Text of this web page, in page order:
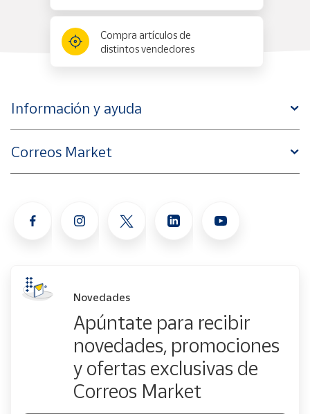
Compra artículos de
distintos vendedores
Información y ayuda
Correos Market
Novedades
Apúntate para recibir
novedades, promociones
y ofertas exclusivas de
Correos Market